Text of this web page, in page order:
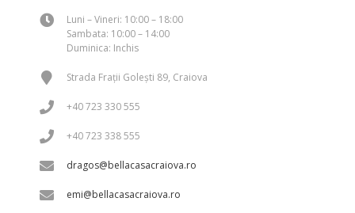
Luni – Vineri: 10:00 – 18:00
Sambata: 10:00 – 14:00
Duminica: Inchis
Strada Frații Golești 89, Craiova
+40 723 330 555
+40 723 338 555
dragos@bellacasacraiova.ro
emi@bellacasacraiova.ro